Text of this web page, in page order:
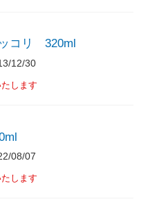
コリ 320ml
12/30
します
08/07
します